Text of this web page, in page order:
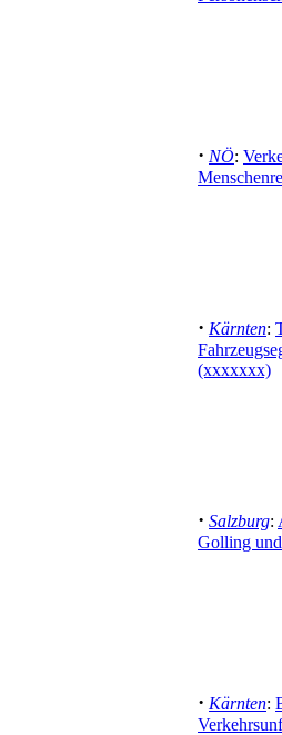
· NÖ:
· Kärnten:
(xxxxxxx)
· Salzburg:
Golling
· Kärnten: